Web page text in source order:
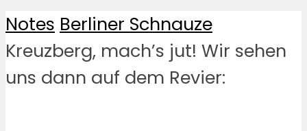
Notes Berliner Schnauze
Kreuzberg, mach’s jut! Wir sehen
uns dann auf dem Revier: